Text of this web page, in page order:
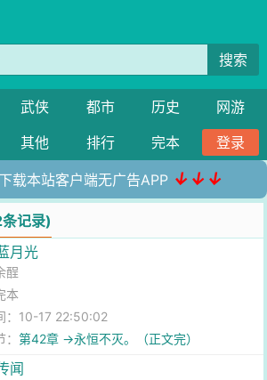
搜索
武侠 都市 历史
网游
其他 排行 完本 登录
载本站客户端无广告APP ↓↓↓
记录)
月光
酲
本
：10-17 22:50:02
：第42章 →永恒不灭。（正文完）
闻